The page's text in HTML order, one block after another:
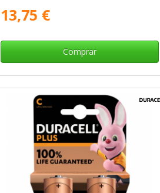
13,75 €
Comprar